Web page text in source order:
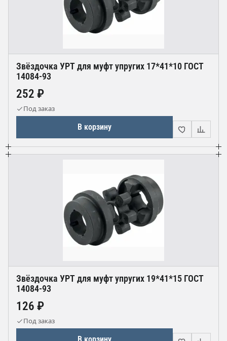
Звёздочка УРТ для муфт упругих 17*41*10 ГОСТ
14084-93
252 ₽
Под заказ
В корзину
Звёздочка УРТ для муфт упругих 19*41*15 ГОСТ
14084-93
126 ₽
Под заказ